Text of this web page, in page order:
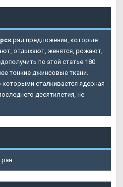
ряд предложений, которые
отдыхают, женятся, рожают,
по этой статье 180
тонкие джинсовые ткани.
сталкивается ядерная
десятилетия, не